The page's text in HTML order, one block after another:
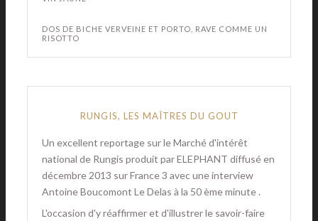
DOS DE BICHE VERVEINE ET PORTO, RAVE COMME UN
RISOTTO
RUNGIS, LES MAÎTRES DU GOUT
Un excellent reportage sur le Marché d'intérêt
national de Rungis produit par ELEPHANT diffusé en
décembre 2013 sur France 3 avec une interview
Antoine Boucomont Le Delas à la 50 ème minute .
L'occasion d'y réaffirmer et d'illustrer le savoir-faire